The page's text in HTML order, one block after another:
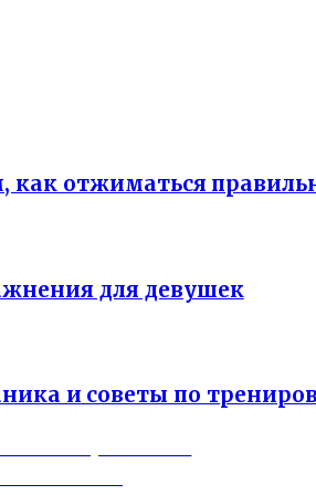
отжиматься
для девушек
и советы по